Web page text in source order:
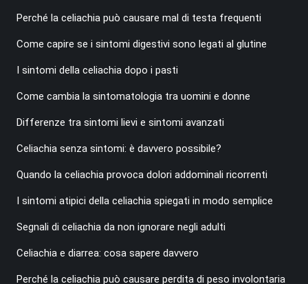
Perché la celiachia può causare mal di testa frequenti
Come capire se i sintomi digestivi sono legati al glutine
I sintomi della celiachia dopo i pasti
Come cambia la sintomatologia tra uomini e donne
Differenze tra sintomi lievi e sintomi avanzati
Celiachia senza sintomi: è davvero possibile?
Quando la celiachia provoca dolori addominali ricorrenti
I sintomi atipici della celiachia spiegati in modo semplice
Segnali di celiachia da non ignorare negli adulti
Celiachia e diarrea: cosa sapere davvero
Perché la celiachia può causare perdita di peso involontaria